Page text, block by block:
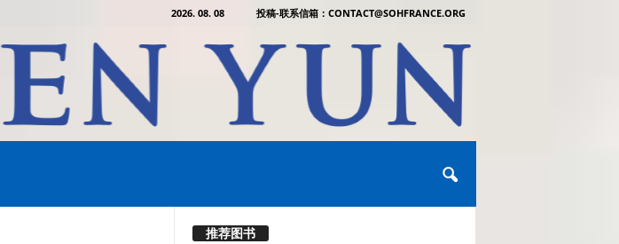
2026. 08. 08 投稿-联系信箱：CONTACT@SOHFRANCE.ORG
推荐图书